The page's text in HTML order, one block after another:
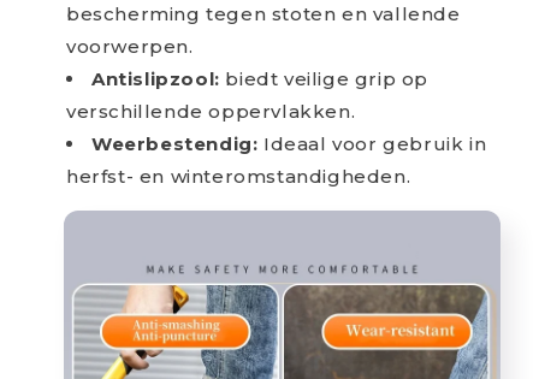
bescherming tegen stoten en vallende
voorwerpen.
Antislipzool: biedt veilige grip op
verschillende oppervlakken.
Weerbestendig: Ideaal voor gebruik in
herfst- en winteromstandigheden.